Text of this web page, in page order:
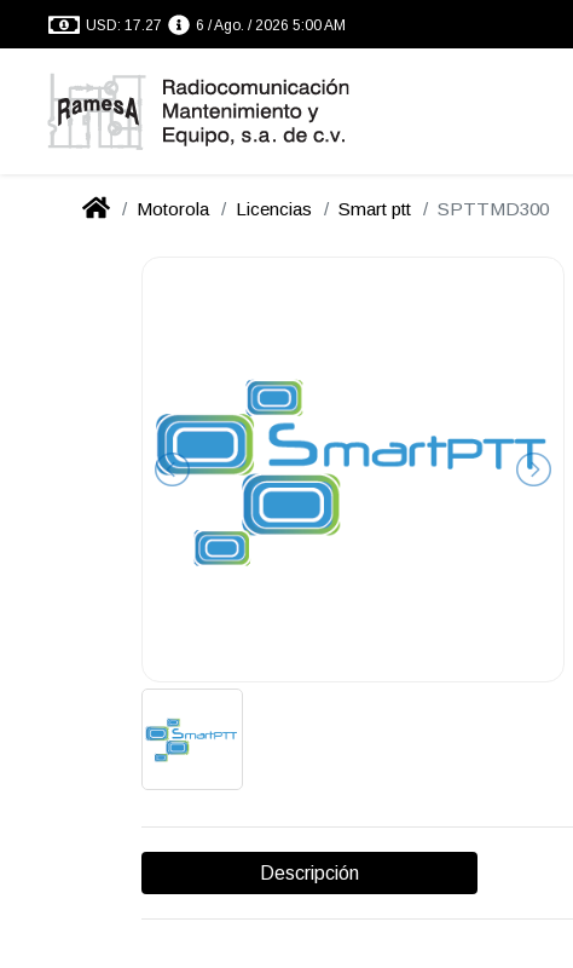
USD: 17.27 6 / Ago. / 2026 5:00 AM
Motorola Licencias Smart ptt SPTTMD300
Descripción